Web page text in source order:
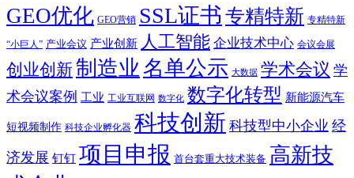
GEO优化 GEO营销 SSL证书 专精特新 专精特新
“小巨人” 产业会议 产业创新 人工智能 企业技术中心 会议会展
创业创新制造业 名单公示 大数据 学术会议 学
术会议案例 工业 工业互联网 数字化 数字化转型 新能源汽车
短视频制作 科技企业孵化器 科技创新 科技型中小企业 经
济发展 钉钉 项目申报 首台套重大技术装备 高新技